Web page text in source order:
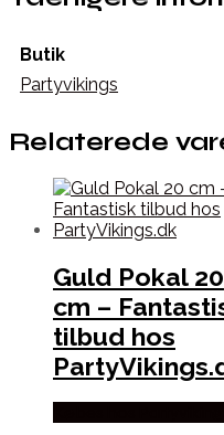
Butik
Partyvikings
Relaterede
Guld Pokal 20
cm –
tilbud hos